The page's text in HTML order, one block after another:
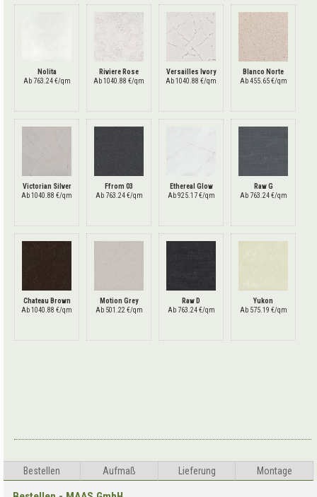
Nolita
Ab 763.24 €/qm
Riviere Rose
Ab 1040.88 €/qm
Versailles Ivory
Ab 1040.88 €/qm
Blanco Norte
Ab 455.65 €/qm
Victorian Silver
Ab 1040.88 €/qm
Ffrom 03
Ab 763.24 €/qm
Ethereal Glow
Ab 925.17 €/qm
Raw G
Ab 763.24 €/qm
Chateau Brown
Ab 1040.88 €/qm
Motion Grey
Ab 501.22 €/qm
Raw D
Ab 763.24 €/qm
Yukon
Ab 575.19 €/qm
Bestellen Aufmaß Lieferung Montage